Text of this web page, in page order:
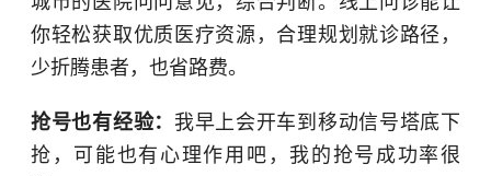
你轻松获取优质医疗资源，合理规划就诊路径，
少折腾患者，也省路费。
抢号也有经验： 我早上会开车到移动信号塔底下
抢，可能也有心理作用吧，我的抢号成功率很